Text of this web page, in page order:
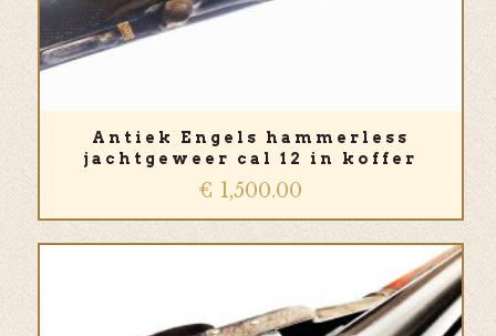
Antiek Engels hammerless
jachtgeweer cal 12 in koffer
€ 1,500.00